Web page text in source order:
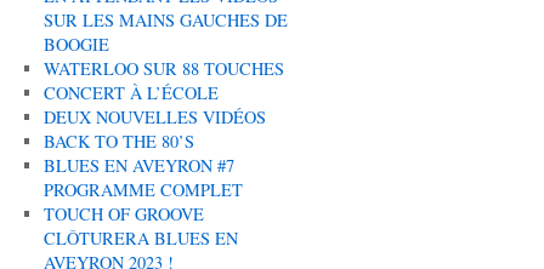
SUR LES MAINS GAUCHES DE
BOOGIE
WATERLOO SUR 88 TOUCHES
CONCERT À L’ÉCOLE
DEUX NOUVELLES VIDÉOS
BACK TO THE 80’S
BLUES EN AVEYRON #7
PROGRAMME COMPLET
TOUCH OF GROOVE
CLÔTURERA BLUES EN
AVEYRON 2023 !